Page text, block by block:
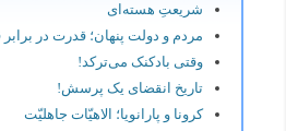
شریعتِ هسته‌ای
مردم و دولت پنهان؛ قدرت در
وقتی بادکنک می‌ترکد!
تاریخ انقضای یک پرسش!
کرونا و پارانویا؛ الاهیّات جاهلیّت